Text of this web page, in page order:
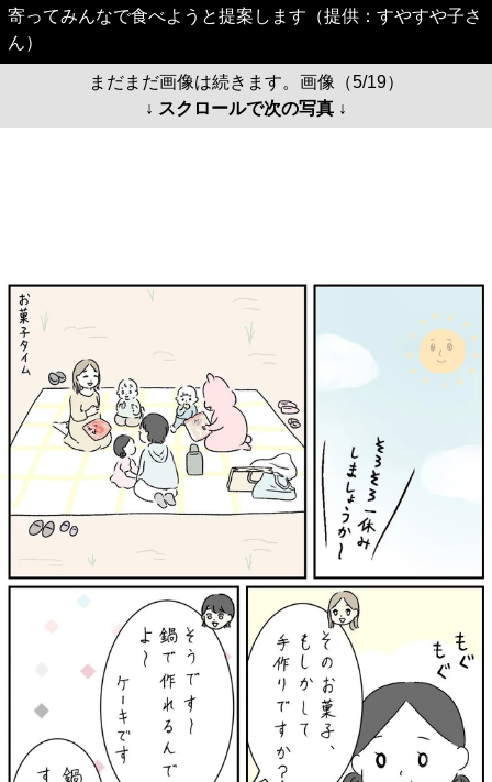
寄ってみんなで食べようと提案します（提供：すやすや子さ
ん）
まだまだ画像は続きます。画像（5/19）
↓ スクロールで次の写真 ↓